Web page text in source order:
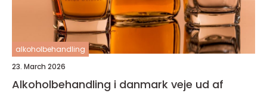
alkoholbehandling
23. March 2026
Alkoholbehandling i danmark veje ud af